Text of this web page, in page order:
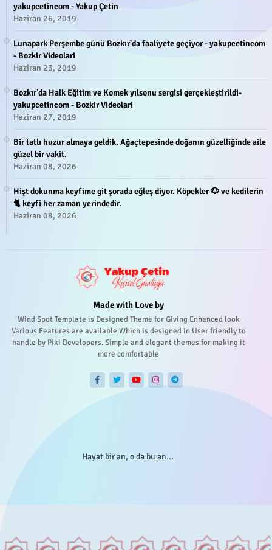
yakupcetincom - Yakup Çetin
Haziran 26, 2019
Lunapark Perşembe günü Bozkır'da faaliyete geçiyor - yakupcetincom
- Bozkir Videolari
Haziran 23, 2019
Bozkır’da Halk Eğitim ve Komek yılsonu sergisi gerçekleştirildi-
yakupcetincom - Bozkir Videolari
Haziran 27, 2019
Bir tatlı huzur almaya geldik. Ağaçtepesinde doğanın güzelliğinde aile
güzel bir vakit.
Haziran 08, 2026
Hişt dokunma keyfime git şorada eğleş diyor. Köpekler 🐶 ve kedilerin
🐈 keyfi her zaman yerindedir.
Haziran 08, 2026
Made with Love by
Wind Spot Template is Designed Theme for Giving Enhanced look
Various Features are available Which is designed in User friendly to
handle by Piki Developers. Simple and elegant themes for making it
more comfortable
Hayat bir an, o da bu an...